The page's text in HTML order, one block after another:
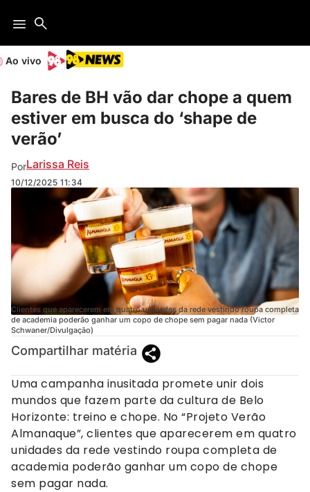
Ao vivo
Bares de BH vão dar chope a quem
estiver em busca do ‘shape de
verão’
PorLarissa Reis
10/12/2025 11:34
Clientes que aparecerem em quatro unidades da rede vestindo roupa completa
de academia poderão ganhar um copo de chope sem pagar nada (Victor
Schwaner/Divulgação)
Compartilhar matéria
Uma campanha inusitada promete unir dois
mundos que fazem parte da cultura de Belo
Horizonte: treino e chope. No “Projeto Verão
Almanaque”, clientes que aparecerem em quatro
unidades da rede vestindo roupa completa de
academia poderão ganhar um copo de chope
sem pagar nada.